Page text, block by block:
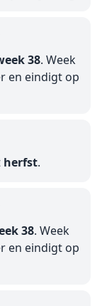
38. Week
en eindigt op
herfst.
38. Week
en eindigt op